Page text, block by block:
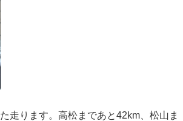
走ります。高松まであと42km、松山ま